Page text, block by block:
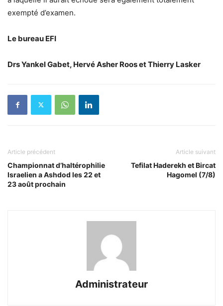
exempté d’examen.
Le bureau EFI
Drs Yankel Gabet, Hervé Asher Roos et Thierry Lasker
Article précédent
Championnat d’haltérophilie
Israelien a Ashdod les 22 et
23 août prochain
Article suivant
Tefilat Haderekh et Bircat
Hagomel (7/8)
Administrateur